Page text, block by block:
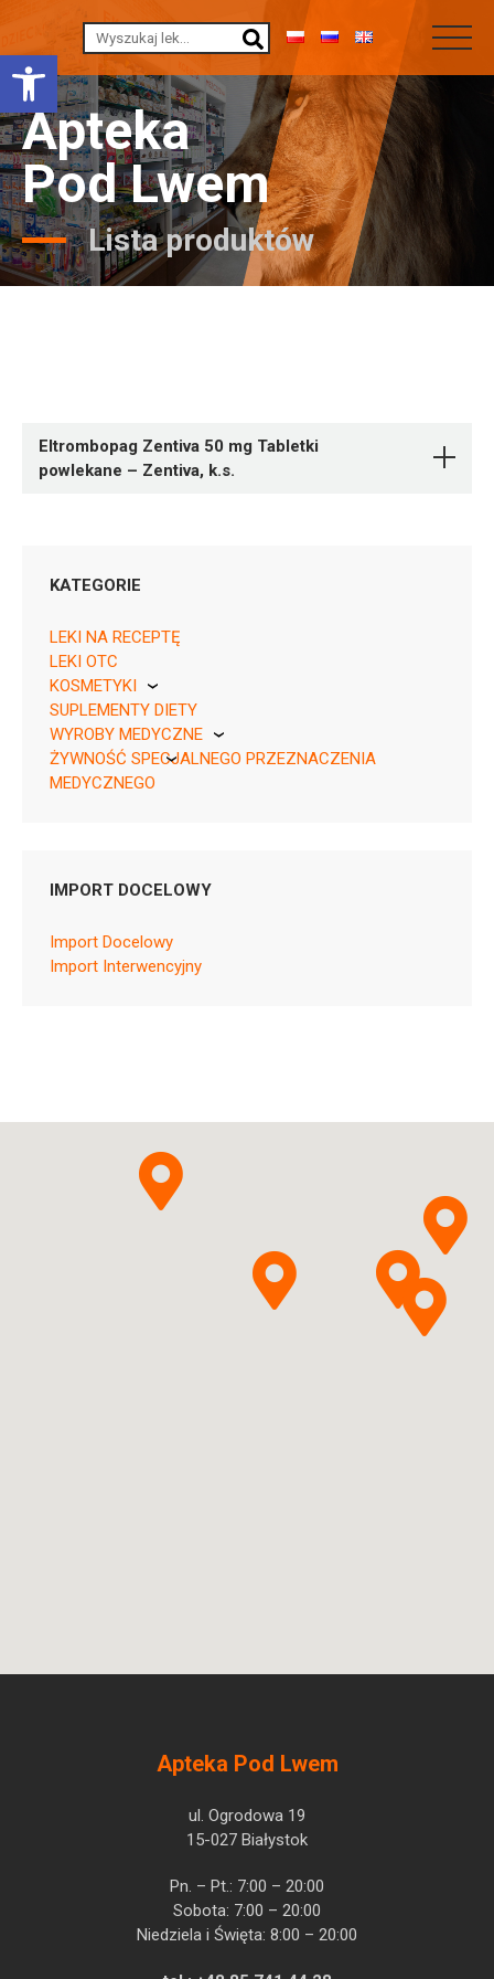
Otwórz pasek narzędzi
Apteka
Pod Lwem
Lista produktów
Eltrombopag Zentiva 50 mg Tabletki
powlekane – Zentiva, k.s.
05909991553982 ¦ Rpz ¦ 157904
28 tabl.
05909991553999 ¦ Rpz ¦ 157905
28 tabl. (28 x 1 tabl.)
KATEGORIE
LEKI NA RECEPTĘ
LEKI OTC
KOSMETYKI
Pierre Fabre
SUPLEMENTY DIETY
WYROBY MEDYCZNE
KikGel
ŻYWNOŚĆ SPECJALNEGO PRZEZNACZENIA
MEDYCZNEGO
IMPORT DOCELOWY
Import Docelowy
Import Interwencyjny
Apteka Pod Lwem
ul. Ogrodowa 19
15-027 Białystok
Pn. – Pt.: 7:00 – 20:00
Sobota: 7:00 – 20:00
Niedziela i Święta: 8:00 – 20:00